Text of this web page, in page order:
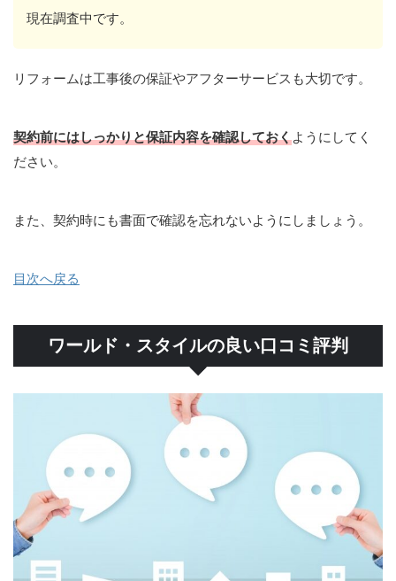
現在調査中です。
リフォームは工事後の保証やアフターサービスも大切です。
契約前にはしっかりと保証内容を確認しておくようにしてく
ださい。
また、契約時にも書面で確認を忘れないようにしましょう。
目次へ戻る
ワールド・スタイルの良い口コミ評判